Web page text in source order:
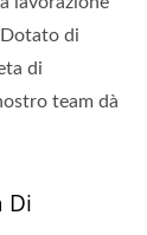
di
di
team dà
Di